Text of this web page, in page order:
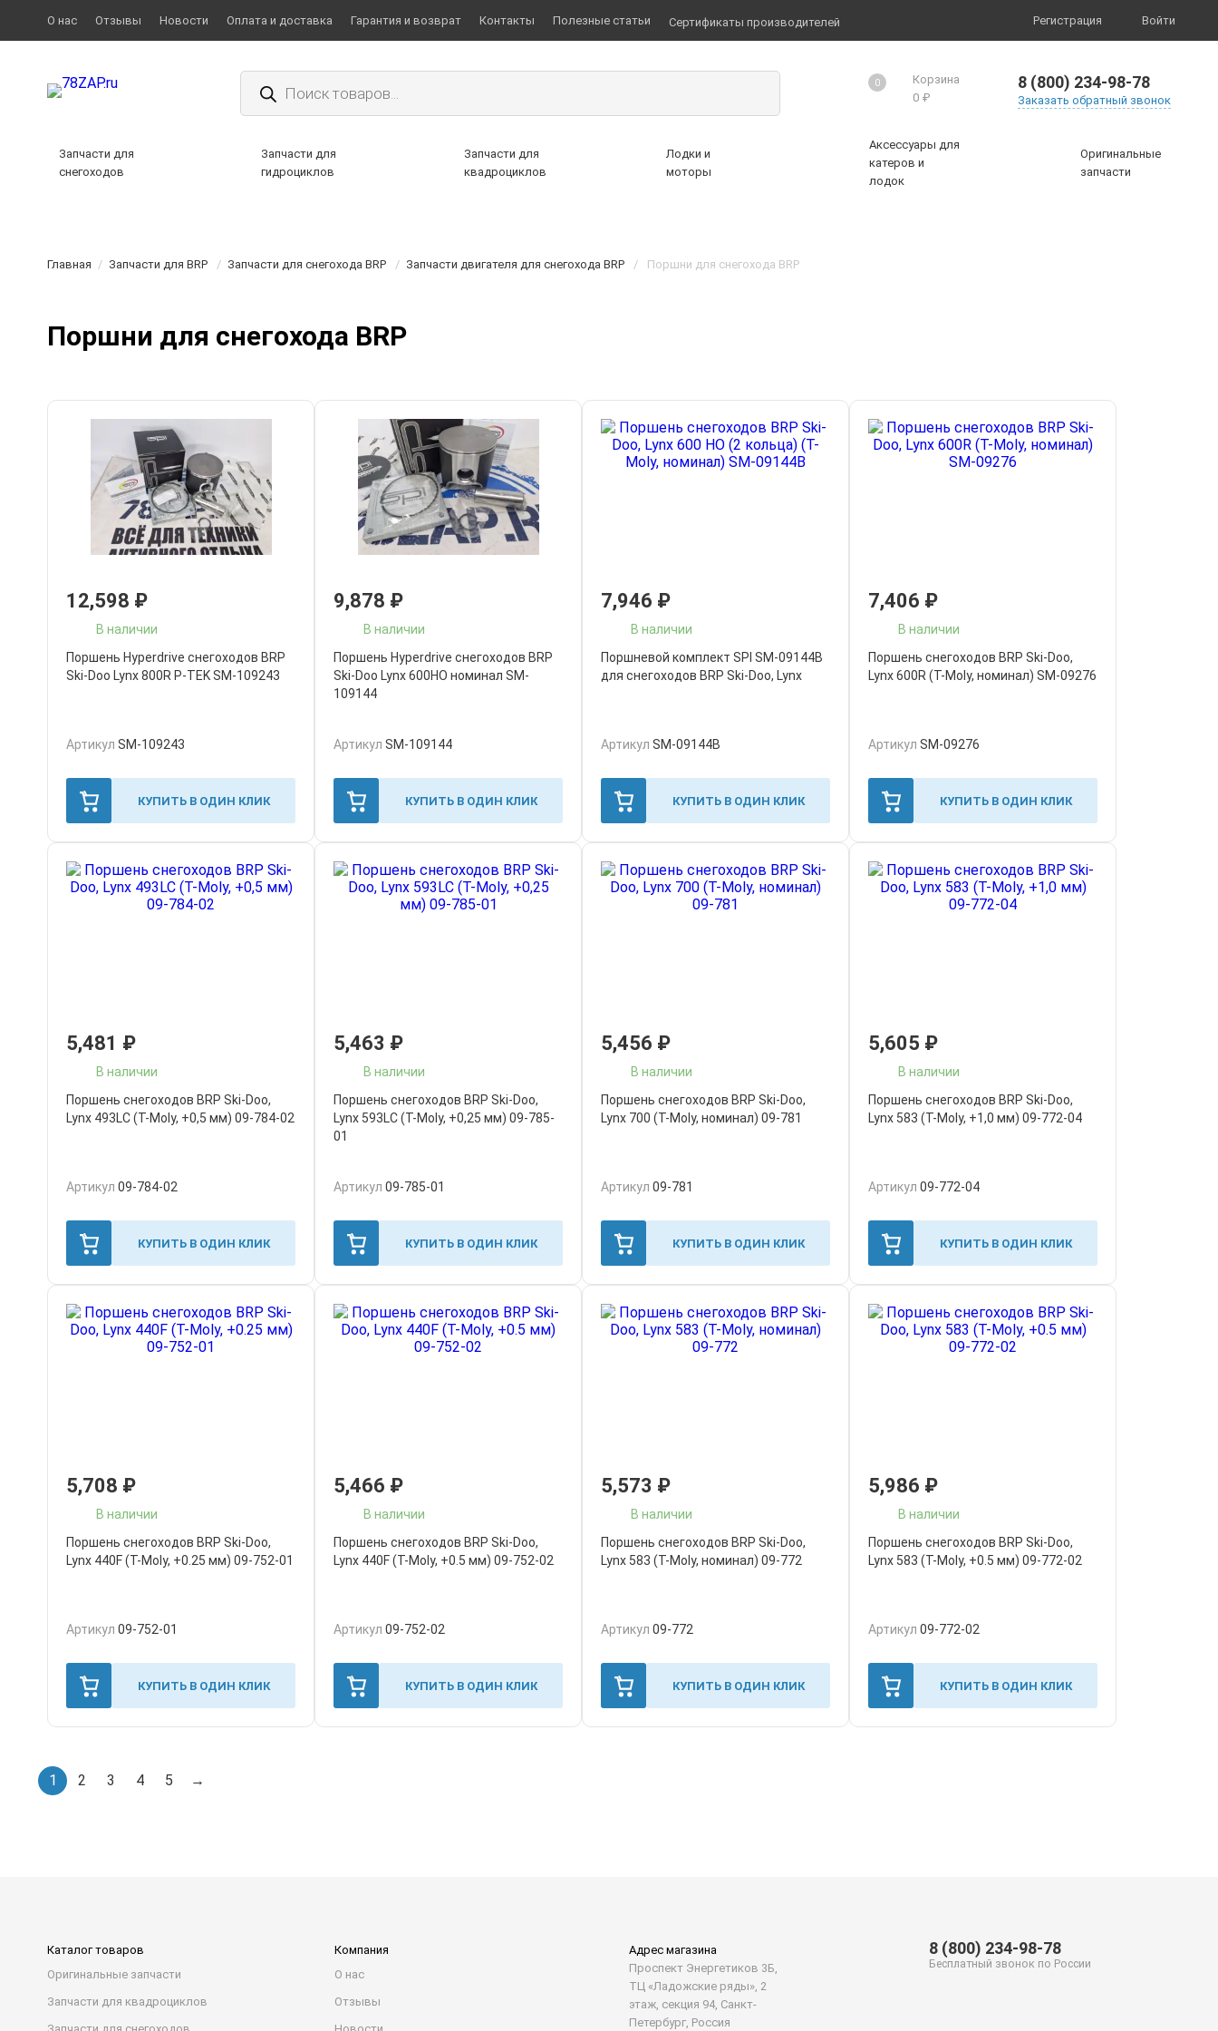
О нас Отзывы Новости Оплата и доставка Гарантия и возврат Контакты Полезные статьи Сертификаты производителей Регистрация Войти
Поиск
товаров
0
Корзина
0 ₽
8 (800) 234-98-78
Заказать обратный звонок
Запчасти для
снегоходов
Запчасти для
гидроциклов
Запчасти для
квадроциклов
Лодки и
моторы
Аксессуары для
катеров и
лодок
Оригинальные
запчасти
Главная / Запчасти для BRP / Запчасти для снегохода BRP / Запчасти двигателя для снегохода BRP / Поршни для снегохода BRP
Поршни для снегохода BRP
12,598 ₽
В наличии
Поршень Hyperdrive снегоходов BRP
Ski-Doo Lynx 800R P-TEK SM-109243
Артикул SM-109243
КУПИТЬ В ОДИН КЛИК
9,878 ₽
В наличии
Поршень Hyperdrive снегоходов BRP
Ski-Doo Lynx 600HO номинал SM-
109144
Артикул SM-109144
КУПИТЬ В ОДИН КЛИК
7,946 ₽
В наличии
Поршневой комплект SPI SM-09144B
для снегоходов BRP Ski-Doo, Lynx
Артикул SM-09144B
КУПИТЬ В ОДИН КЛИК
7,406 ₽
В наличии
Поршень снегоходов BRP Ski-Doo,
Lynx 600R (T-Moly, номинал) SM-09276
Артикул SM-09276
КУПИТЬ В ОДИН КЛИК
5,481 ₽
В наличии
Поршень снегоходов BRP Ski-Doo,
Lynx 493LC (T-Moly, +0,5 мм) 09-784-02
Артикул 09-784-02
КУПИТЬ В ОДИН КЛИК
5,463 ₽
В наличии
Поршень снегоходов BRP Ski-Doo,
Lynx 593LC (T-Moly, +0,25 мм) 09-785-
01
Артикул 09-785-01
КУПИТЬ В ОДИН КЛИК
5,456 ₽
В наличии
Поршень снегоходов BRP Ski-Doo,
Lynx 700 (T-Moly, номинал) 09-781
Артикул 09-781
КУПИТЬ В ОДИН КЛИК
5,605 ₽
В наличии
Поршень снегоходов BRP Ski-Doo,
Lynx 583 (T-Moly, +1,0 мм) 09-772-04
Артикул 09-772-04
КУПИТЬ В ОДИН КЛИК
5,708 ₽
В наличии
Поршень снегоходов BRP Ski-Doo,
Lynx 440F (T-Moly, +0.25 мм) 09-752-01
Артикул 09-752-01
КУПИТЬ В ОДИН КЛИК
5,466 ₽
В наличии
Поршень снегоходов BRP Ski-Doo,
Lynx 440F (T-Moly, +0.5 мм) 09-752-02
Артикул 09-752-02
КУПИТЬ В ОДИН КЛИК
5,573 ₽
В наличии
Поршень снегоходов BRP Ski-Doo,
Lynx 583 (T-Moly, номинал) 09-772
Артикул 09-772
КУПИТЬ В ОДИН КЛИК
5,986 ₽
В наличии
Поршень снегоходов BRP Ski-Doo,
Lynx 583 (T-Moly, +0.5 мм) 09-772-02
Артикул 09-772-02
КУПИТЬ В ОДИН КЛИК
1 2 3 4 5 →
Каталог товаров
Оригинальные запчасти
Запчасти для квадроциклов
Компания
О нас
Отзывы
Адрес магазина
Проспект Энергетиков 3Б,
ТЦ «Ладожские ряды», 2
этаж, секция 94, Санкт-
Петербург, Россия
8 (800) 234-98-78
Бесплатный звонок по России